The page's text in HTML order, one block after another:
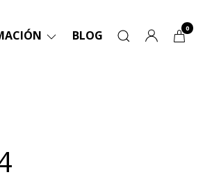
BLOG 0